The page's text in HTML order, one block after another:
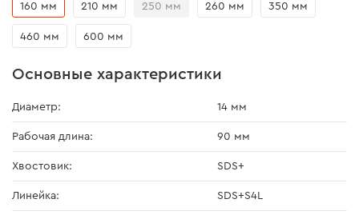
160 мм 210 мм 250 мм 260 мм 350 мм
460 мм 600 мм
Основные характеристики
Диаметр: 14 мм
Рабочая длина: 90 мм
Хвостовик: SDS+
Линейка: SDS+S4L